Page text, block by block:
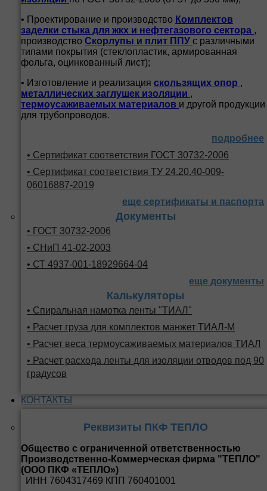
• Проектирование и производство Комплектов
заделки стыка для жкх и нефтегазового сектора ,
производство Скорлупы и плит ППУ с различными
типами покрытия (стеклопластик, армированная
фольга, оцинкованный лист);
• Изготовление и реализация скользящих опор ,
металлических заглушек изоляции ,
термоусаживаемых материалов и другой продукции
для трубопроводов.
подробнее
• Сертификат соответствия ГОСТ 30732-2006
• Сертификат соответствия ТУ 24.20.40-009-
06016887-2019
еще сертификаты и паспорта
Документы
• ГОСТ 30732-2006
• СНиП 41-02-2003
• СТ 4937-001-18929664-04
еще документы
Калькуляторы
• Спиральная намотка ленты "ТИАЛ"
• Расчет груза для комплектов манжет ТИАЛ-М
• Расчет веса термоусаживаемых материалов ТИАЛ
• Расчет расхода ленты для изоляции отводов под 90
градусов
КОНТАКТЫ
Реквизиты ПКФ ТЕПЛО
Общество с ограниченной ответственностью
Производственно-Коммерческая фирма "ТЕПЛО"
(ООО ПКФ «ТЕПЛО»)
ИНН 7604317469 КПП 760401001